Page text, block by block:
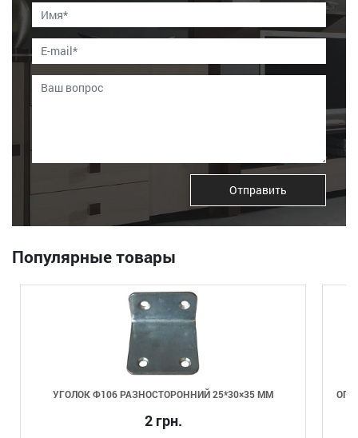
Отправить
Популярные товары
УГОЛОК Ф106 РАЗНОСТОРОННИЙ 25*30×35 ММ
2 грн.